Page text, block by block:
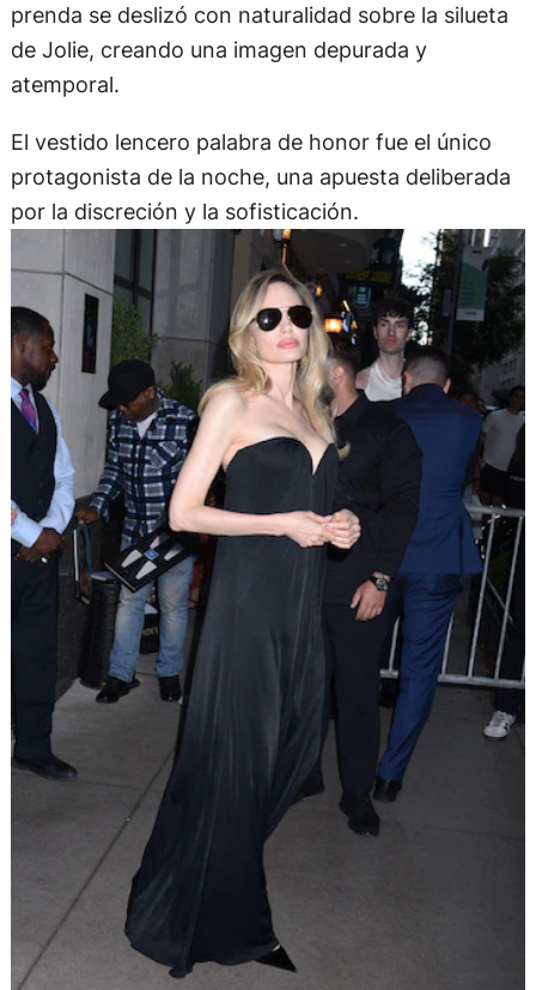
prenda se deslizó con naturalidad sobre la silueta
de Jolie, creando una imagen depurada y
atemporal.
El vestido lencero palabra de honor fue el único
protagonista de la noche, una apuesta deliberada
por la discreción y la sofisticación.